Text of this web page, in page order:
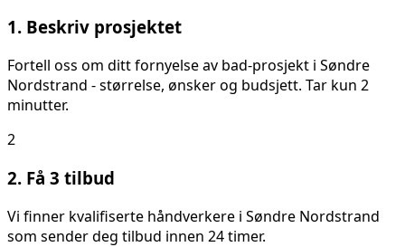
1. Beskriv prosjektet
Fortell oss om dittfornyelse av bad-prosjekt i Søndre
Nordstrand - størrelse, ønsker og budsjett. Tar kun 2
minutter.
2
2. Få 3 tilbud
Vi finner kvalifiserte håndverkere i Søndre Nordstrand
som sender deg tilbud innen 24 timer.